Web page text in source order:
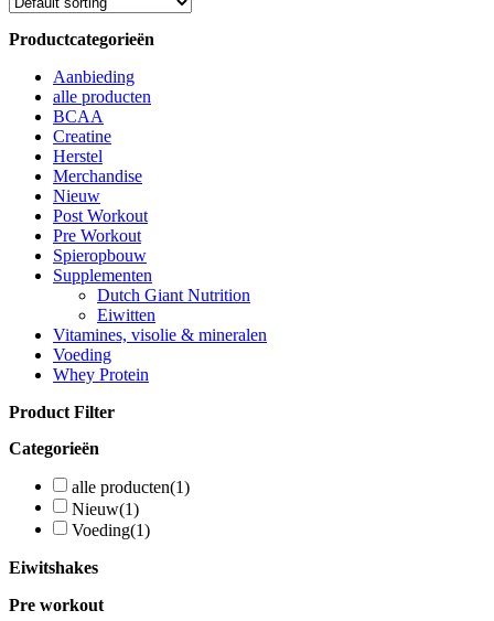
Productcategorieën
Aanbieding
alle producten
BCAA
Creatine
Herstel
Merchandise
Nieuw
Post Workout
Pre Workout
Spieropbouw
Supplementen
Dutch Giant Nutrition
Eiwitten
Vitamines, visolie & mineralen
Voeding
Whey Protein
Product Filter
Categorieën
alle producten(1)
Nieuw(1)
Voeding(1)
Eiwitshakes
Pre workout